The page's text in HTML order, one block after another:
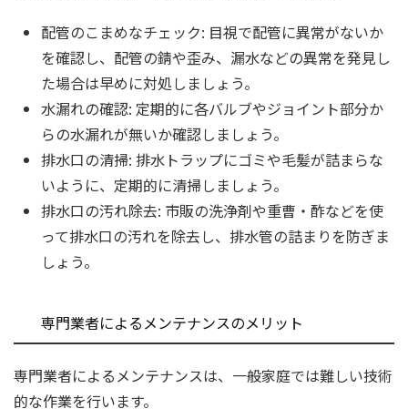
配管のこまめなチェック: 目視で配管に異常がないか
を確認し、配管の錆や歪み、漏水などの異常を発見し
た場合は早めに対処しましょう。
水漏れの確認: 定期的に各バルブやジョイント部分か
らの水漏れが無いか確認しましょう。
排水口の清掃: 排水トラップにゴミや毛髪が詰まらな
いように、定期的に清掃しましょう。
排水口の汚れ除去: 市販の洗浄剤や重曹・酢などを使
って排水口の汚れを除去し、排水管の詰まりを防ぎま
しょう。
専門業者によるメンテナンスのメリット
専門業者によるメンテナンスは、一般家庭では難しい技術
的な作業を行います。